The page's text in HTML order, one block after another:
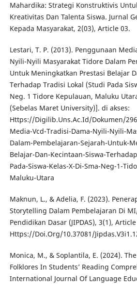
Mahardika: Strategi Konstruktivis
Kreativitas Dan Talenta Siswa. Jurnal
Kepada Masyarakat, 2(03), Article 03.
Lestari, T. P. (2013). Penggunaan
Nyili-Nyili Masyarakat Tidore Dalam
Untuk Meningkatkan Prestasi Belajar
Terhadap Tradisi Lokal (Studi Pada
Neg. 1 Tidore Kepulauan, Maluku
(Sebelas Maret University)]. di akses:
Https://Digilib.Uns.Ac.Id/Dokumen/
Media-Vcd-Tradisi-Dama-Nyili-Nyili-
Dalam-Pembelajaran-Sejarah-Untuk-
Belajar-Dan-Kecintaan-Siswa-
Pada-Siswa-Kelas-X-Di-Sma-Neg-1-
Maluku-Utara
Maknun, L., & Adelia, F. (2023).
Storytelling Dalam Pembelajaran Di
Pendidikan Dasar (JIPDAS), 3(1),
Https://Doi.Org/10.37081/
Monica, M., & Soplantila, E. (2024).
Folklores In Students’ Reading
International Journal Of Language